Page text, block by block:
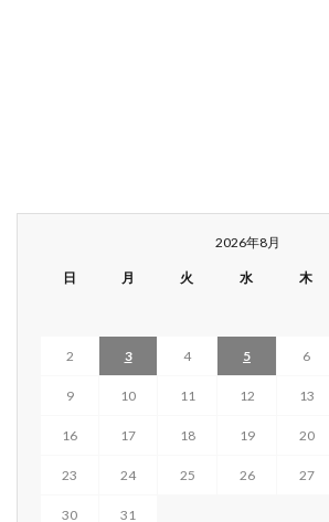
2026年8月
日 月 火 水 木
2 3 4 5 6
9 10 11 12 13
16 17 18 19 20
23 24 25 26 27
30
31